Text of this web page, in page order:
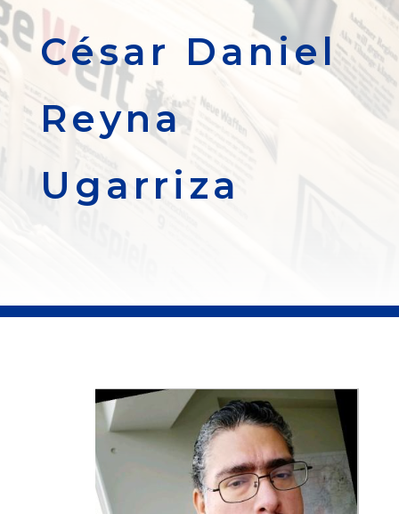
César Daniel
Reyna
Ugarriza